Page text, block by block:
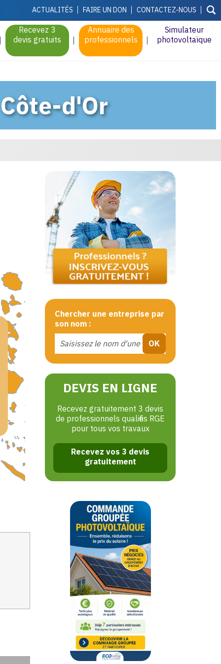
ACTUALITÉS FAIRE UN DON CONTACTEZ-NOUS
Recevez 3
devis gratuits
Annuaire des
professionnels
Simulateur
photovoltaïque
d'Or
Chercher une entreprise par
son nom :
DEVIS EN LIGNE
Recevez gratuitement 3 devis
de professionnels qualifiés RGE
pour tous vos travaux
Recevez vos 3 devis
gratuitement